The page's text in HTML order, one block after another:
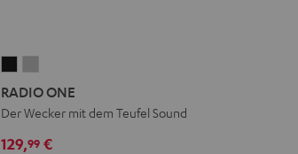
ONE
Black
ONE
Light
RADIO ONE
Der Wecker mit dem Teufel Sound
129,99 €